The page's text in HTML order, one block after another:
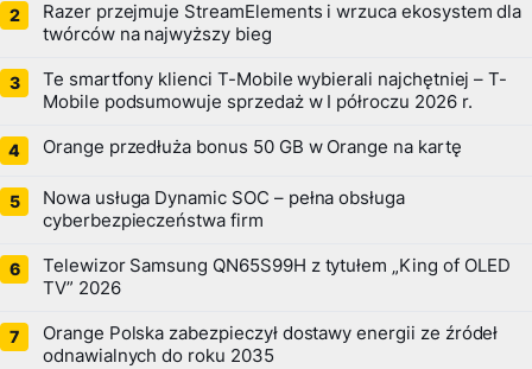
Razer przejmuje StreamElements i wrzuca ekosystem dla
twórców na najwyższy bieg
Te smartfony klienci T-Mobile wybierali najchętniej – T-
Mobile podsumowuje sprzedaż w I półroczu 2026 r.
Orange przedłuża bonus 50 GB w Orange na kartę
Nowa usługa Dynamic SOC – pełna obsługa
cyberbezpieczeństwa firm
Telewizor Samsung QN65S99H z tytułem „King of OLED
TV” 2026
Orange Polska zabezpieczył dostawy energii ze źródeł
odnawialnych do roku 2035